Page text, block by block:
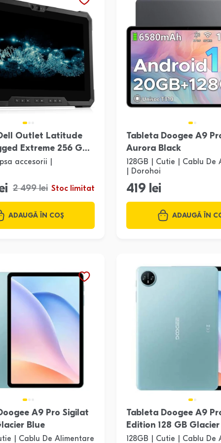
Outlet Latitude
Extreme 256 GB
accesorii |
2 499 lei Stoc limitat
ADAUGĂ ÎN COȘ
Tableta Doogee A9
Aurora Black
128GB | Cutie | Cablu De
| Dorohoi
419 lei
ADAUGĂ ÎN
A9 Pro Sigilat
Blue
| Cablu De Alimentare
Tableta Doogee A9
Edition 128 GB
128GB | Cutie | Cablu De